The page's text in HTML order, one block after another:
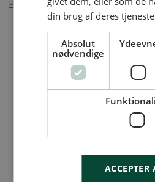
Persondatapolitik•Annoncér på
din brug af deres
Absolut
nødvendige
ACCEPTER